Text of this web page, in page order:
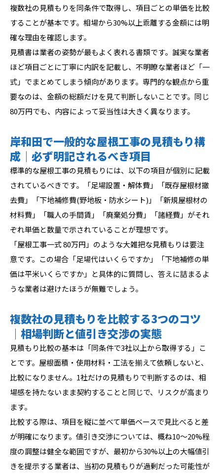
複数社の見積もりを同条件で取得し、項目ごとの単価を比較
することが基本です。相場から30%以上乖離する金額には明
確な理由を確認します。
見積書は業者の姿勢が最もよく表れる書類です。誠実な業者
ほど項目ごとに丁寧に内訳を記載し、不明瞭な業者ほど「一
式」でまとめてしまう傾向があります。専門的な観点から重
要なのは、金額の総額だけを見て判断しないことです。同じ
80万円でも、内容によって妥当性は大きく異なります。
岸和田で一般的な屋根工事の見積もり構
成｜必ず明記されるべき項目
標準的な屋根工事の見積もりには、以下の項目が個別に記載
されているべきです。「足場設置・解体費」「既存屋根材撤
去費」「下地補修費(野地板・防水シート)」「新規屋根材の
材料費」「職人の手間賃」「廃棄処分費」「諸経費」がそれ
ぞれ単価と数量で示されていることが理想です。
「屋根工事一式 80万円」のような大雑把な見積もりは要注
意です。この場合「足場代はいくらですか」「下地補修の単
価は平米いくらですか」と具体的に質問し、答えに詰まるよ
うな業者は避けたほうが無難でしょう。
複数社の見積もりを比較する3つのコツ
｜相場判断と値引き交渉の実態
見積もり比較の基本は「同条件で3社以上から取得する」こ
とです。屋根面積・使用材料・工法を揃えて依頼しないと、
比較になりません。1社だけの見積もりで判断するのは、相
場感を持たないまま契約することと同じで、リスクが高まり
ます。
比較する際は、項目を縦に並べて単価ベースで見比べると差
が明確になります。値引き交渉については、概ね10〜20%程
度の調整は健全な範囲ですが、最初から30%以上の大幅値引
きを提示する業者は、当初の見積もりが過剰だった可能性が